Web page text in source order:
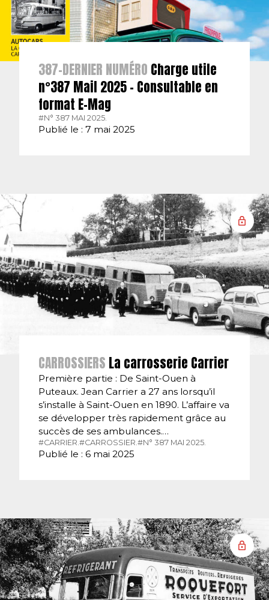
387-DERNIER NUMÉRO Charge utile
n°387 Mail 2025 – Consultable en
format E-Mag
#N° 387 MAI 2025.
Publié le : 7 mai 2025
CARROSSIERS La carrosserie Carrier
Première partie : De Saint-Ouen à
Puteaux. Jean Carrier a 27 ans lorsqu’il
s’installe à Saint-Ouen en 1890. L’affaire va
se développer très rapidement grâce au
succès de ses ambulances.…
#CARRIER.#CARROSSIER.#N° 387 MAI 2025.
Publié le : 6 mai 2025